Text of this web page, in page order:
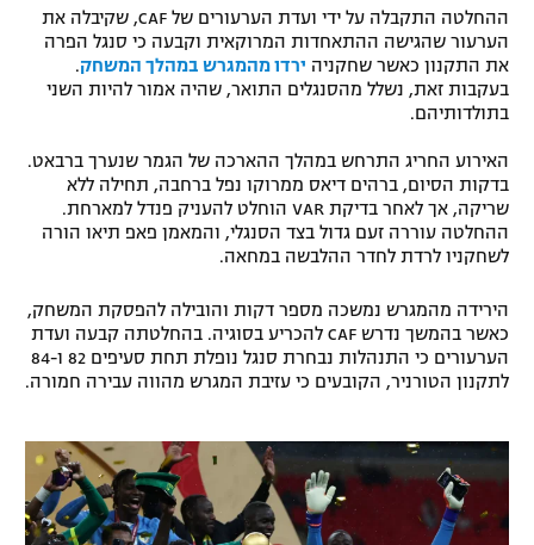
תקנון עבור פעילות ספורט 1 – "מרלן"
תנאי שימוש
מדיניות פרטיות
תקנון פעילות ספורט 1
הצטרפות לחבילת הערוצים
לוח דרושים – ג'ובנט
תגיות
המגזין
ספורט אתגרי ואקסטרים
אומנויות לחימה
גיימינג E-Sports
ההחלטה התקבלה על ידי ועדת הערעורים של CAF, שקיבלה את
הערעור שהגישה ההתאחדות המרוקאית וקבעה כי סנגל הפרה
את התקנון כאשר שחקניה ירדו מהמגרש במהלך המשחק.
בעקבות זאת, נשלל מהסנגלים התואר, שהיה אמור להיות השני
בתולדותיהם.
האירוע החריג התרחש במהלך ההארכה של הגמר שנערך ברבאט.
בדקות הסיום, ברהים דיאס ממרוקו נפל ברחבה, תחילה ללא
שריקה, אך לאחר בדיקת VAR הוחלט להעניק פנדל למארחת.
ההחלטה עוררה זעם גדול בצד הסנגלי, והמאמן פאפ תיאו הורה
לשחקניו לרדת לחדר ההלבשה במחאה.
הירידה מהמגרש נמשכה מספר דקות והובילה להפסקת המשחק,
כאשר בהמשך נדרש CAF להכריע בסוגיה. בהחלטתה קבעה ועדת
הערעורים כי התנהלות נבחרת סנגל נופלת תחת סעיפים 82 ו-84
לתקנון הטורניר, הקובעים כי עזיבת המגרש מהווה עבירה חמורה.